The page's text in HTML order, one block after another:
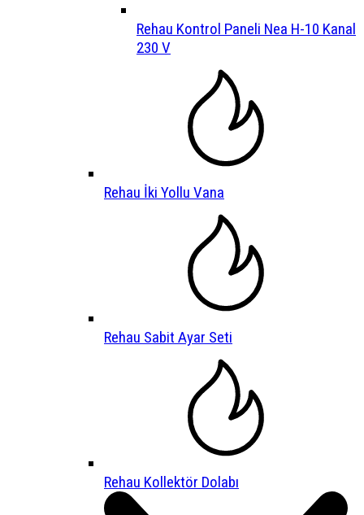
Rehau Kontrol Paneli Nea H-10 Kanal
230 V
Rehau İki Yollu Vana
Rehau Sabit Ayar Seti
Rehau Kollektör Dolabı